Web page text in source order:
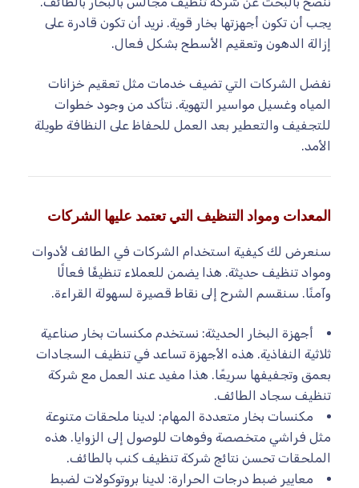
يجب أن تكون أجهزتها بخار قوية. نريد أن تكون قادرة على
إزالة الدهون وتعقيم الأسطح بشكل فعال.
نفضل الشركات التي تضيف خدمات مثل تعقيم خزانات
المياه وغسيل مواسير التهوية. نتأكد من وجود خطوات
للتجفيف والتعطير بعد العمل للحفاظ على النظافة طويلة
الأمد.
المعدات ومواد التنظيف التي تعتمد عليها الشركات
سنعرض لك كيفية استخدام الشركات في الطائف لأدوات
ومواد تنظيف حديثة. هذا يضمن للعملاء تنظيفًا فعالًا
وآمنًا. سنقسم الشرح إلى نقاط قصيرة لسهولة القراءة.
أجهزة البخار الحديثة: نستخدم مكنسات بخار صناعية
ثلاثية النفاذية. هذه الأجهزة تساعد في تنظيف السجادات
بعمق وتجفيفها سريعًا. هذا مفيد عند العمل مع شركة
تنظيف سجاد الطائف.
مكنسات بخار متعددة المهام: لدينا ملحقات متنوعة
مثل فراشي متخصصة وفوهات للوصول إلى الزوايا. هذه
الملحقات تحسن نتائج شركة تنظيف كنب بالطائف.
معايير ضبط درجات الحرارة: لدينا بروتوكولات لضبط